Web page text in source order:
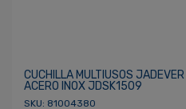
CUCHILLA MULTIUSOS
ACERO INOX JDSK1509
SKU: 81004380